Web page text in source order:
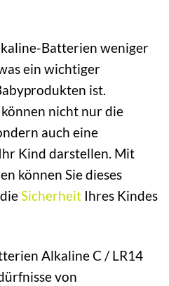
Batterien weniger
ein wichtiger
ist.
nicht nur die
auch eine
Kind darstellen. Mit
können Sie dieses
Sicherheit Ihres Kindes
Alkaline C / LR14
von